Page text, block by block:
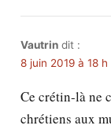
Vautrin dit :
8 juin 2019 à 18
Ce crétin-là ne
chrétiens aux